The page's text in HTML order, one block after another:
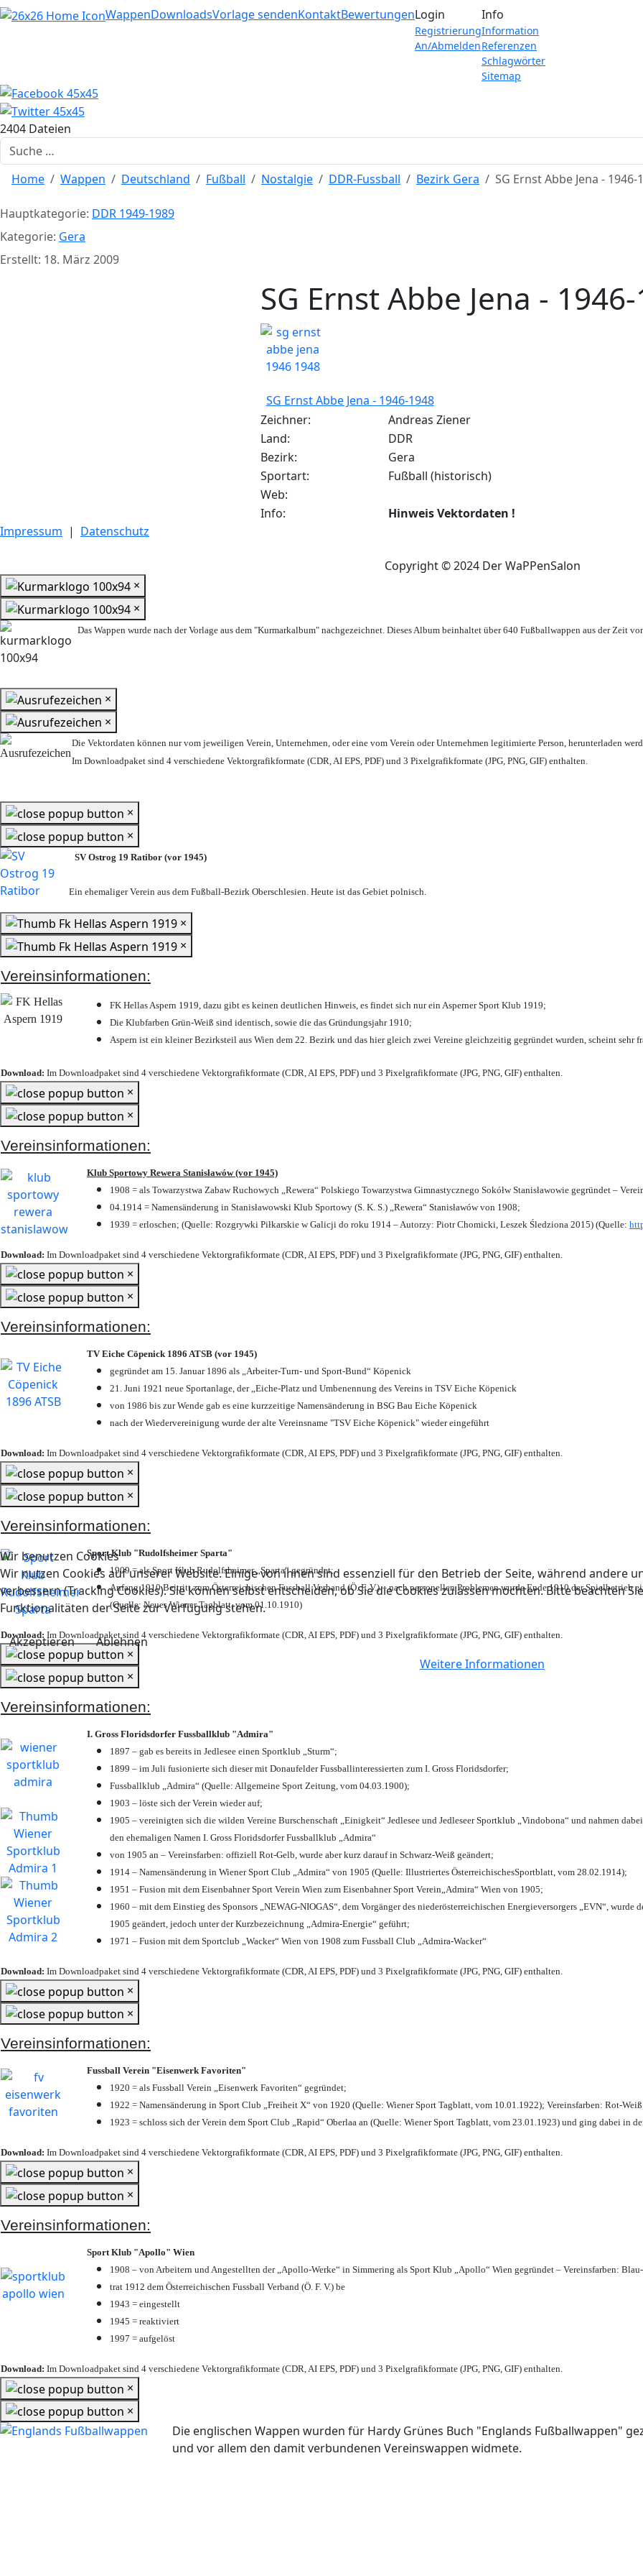
Home
WappenDownloadsVorlage sendenKontaktBewertungenLogin
Registrierung
An/Abmelden
Info
Information
Referenzen
Schlagwörter
Sitemap
2404 Dateien
Suchen
Home Wappen Deutschland Fußball Nostalgie DDR-Fussball Bezirk Gera SG Ernst Abbe Jena - 1946-
Hauptkategorie: DDR 1949-1989
Kategorie: Gera
Erstellt: 18. März 2009
SG Ernst Abbe Jena -
SG Ernst Abbe Jena - 1946-1948
Zeichner:
Andreas Ziener
Land:
DDR
Bezirk:
Gera
Sportart:
Fußball (historisch)
Web:
Info:
Hinweis Vektordaten !
Impressum | Datenschutz
Copyright © 2024 Der WaPPenSalon
Wir benutzen Cookies
Wir nutzen Cookies auf unserer Website. Einige von ihnen sind essenziell für den Betrieb der Seite, während andere
verbessern (Tracking Cookies). Sie können selbst entscheiden, ob Sie die Cookies zulassen möchten. Bitte beachten
Funktionalitäten der Seite zur Verfügung stehen.
Akzeptieren
Ablehnen
Weitere Informationen
×
×
Das Wappen wurde nach der Vorlage aus dem "Kurmarkalbum" nachgezeichnet. Dieses Album beinhaltet über 640 Fußballwappen aus der Zeit
×
×
Die Vektordaten können nur vom jeweiligen Verein, Unternehmen, oder eine vom Verein oder Unternehmen legitimierte Person, herunterladen
Im Downloadpaket sind 4 verschiedene Vektorgrafikformate (CDR, AI EPS, PDF) und 3 Pixelgrafikformate (JPG, PNG, GIF) enthalten.
×
×
SV Ostrog 19 Ratibor (vor 1945)
Ein ehemaliger Verein aus dem Fußball-Bezirk Oberschlesien. Heute ist das Gebiet polnisch.
×
×
Vereinsinformationen:
FK Hellas Aspern 1919, dazu gibt es keinen deutlichen Hinweis, es findet sich nur ein Asperner Sport Klub 1919;
Die Klubfarben Grün-Weiß sind identisch, sowie die das Gründungsjahr 1910;
Aspern ist ein kleiner Bezirksteil aus Wien dem 22. Bezirk und das hier gleich zwei Vereine gleichzeitig gegründet wurden, scheint sehr
Download: Im Downloadpaket sind 4 verschiedene Vektorgrafikformate (CDR, AI EPS, PDF) und 3 Pixelgrafikformate (JPG, PNG, GIF) enthalten.
×
×
Vereinsinformationen:
Klub Sportowy Rewera Stanisławów (vor 1945)
1908 = als Towarzystwa Zabaw Ruchowych „Rewera“ Polskiego Towarzystwa Gimnastycznego Sokółw Stanisławowie gegründet –
04.1914 = Namensänderung in Stanisławowski Klub Sportowy (S. K. S.) „Rewera“ Stanisławów von 1908;
1939 = erloschen; (Quelle: Rozgrywki Piłkarskie w Galicji do roku 1914 – Autorzy: Piotr Chomicki, Leszek Śledziona 2015) (Quelle:
Download: Im Downloadpaket sind 4 verschiedene Vektorgrafikformate (CDR, AI EPS, PDF) und 3 Pixelgrafikformate (JPG, PNG, GIF) enthalten.
×
×
Vereinsinformationen:
TV Eiche Cöpenick 1896 ATSB (vor 1945)
gegründet am 15. Januar 1896 als „Arbeiter-Turn- und Sport-Bund“ Köpenick
21. Juni 1921 neue Sportanlage, der „Eiche-Platz und Umbenennung des Vereins in TSV Eiche Köpenick
von 1986 bis zur Wende gab es eine kurzzeitige Namensänderung in BSG Bau Eiche Köpenick
nach der Wiedervereinigung wurde der alte Vereinsname "TSV Eiche Köpenick" wieder eingeführt
Download: Im Downloadpaket sind 4 verschiedene Vektorgrafikformate (CDR, AI EPS, PDF) und 3 Pixelgrafikformate (JPG, PNG, GIF) enthalten.
×
×
Vereinsinformationen:
Sport Klub "Rudolfsheimer Sparta"
1909 = als Sport Klub Rudolfsheimer „Sparta“ gegründet;
Anfang 1910 Beitritt zum Österreichischen Fussball Verband (Ö. F. V.) – nach personellen Problemen wurde Ende 1910 der
(Quelle: Neues Wiener Tagblatt, vom 01.10.1910)
Download: Im Downloadpaket sind 4 verschiedene Vektorgrafikformate (CDR, AI EPS, PDF) und 3 Pixelgrafikformate (JPG, PNG, GIF) enthalten.
×
×
Vereinsinformationen:
I. Gross Floridsdorfer Fussballklub "Admira"
1897 – gab es bereits in Jedlesee einen Sportklub „Sturm“;
1899 – im Juli fusionierte sich dieser mit Donaufelder Fussballinteressierten zum I. Gross Floridsdorfer;
Fussballklub „Admira“ (Quelle: Allgemeine Sport Zeitung, vom 04.03.1900);
1903 – löste sich der Verein wieder auf;
1905 – vereinigten sich die wilden Vereine Burschenschaft „Einigkeit“ Jedlesee und Jedleseer Sportklub „Vindobona“ und nahmen
den ehemaligen Namen I. Gross Floridsdorfer Fussballklub „Admira“
von 1905 an – Vereinsfarben: offiziell Rot-Gelb, wurde aber kurz darauf in Schwarz-Weiß geändert;
1914 – Namensänderung in Wiener Sport Club „Admira“ von 1905 (Quelle: Illustriertes ÖsterreichischesSportblatt, vom 28.02.1914);
1951 – Fusion mit dem Eisenbahner Sport Verein Wien zum Eisenbahner Sport Verein„Admira“ Wien von 1905;
1960 – mit dem Einstieg des Sponsors „NEWAG-NIOGAS“, dem Vorgänger des niederösterreichischen Energieversorgers „EVN“,
1905 geändert, jedoch unter der Kurzbezeichnung „Admira-Energie“ geführt;
1971 – Fusion mit dem Sportclub „Wacker“ Wien von 1908 zum Fussball Club „Admira-Wacker“
Download: Im Downloadpaket sind 4 verschiedene Vektorgrafikformate (CDR, AI EPS, PDF) und 3 Pixelgrafikformate (JPG, PNG, GIF) enthalten.
×
×
Vereinsinformationen:
Fussball Verein "Eisenwerk Favoriten"
1920 = als Fussball Verein „Eisenwerk Favoriten“ gegründet;
1922 = Namensänderung in Sport Club „Freiheit X“ von 1920 (Quelle: Wiener Sport Tagblatt, vom 10.01.1922); Vereinsfarben: Rot-
1923 = schloss sich der Verein dem Sport Club „Rapid“ Oberlaa an (Quelle: Wiener Sport Tagblatt, vom 23.01.1923) und ging dabei in
Download: Im Downloadpaket sind 4 verschiedene Vektorgrafikformate (CDR, AI EPS, PDF) und 3 Pixelgrafikformate (JPG, PNG, GIF) enthalten.
×
×
Vereinsinformationen:
Sport Klub "Apollo" Wien
1908 – von Arbeitern und Angestellten der „Apollo-Werke“ in Simmering als Sport Klub „Apollo“ Wien gegründet – Vereinsfarben:
trat 1912 dem Österreichischen Fussball Verband (Ö. F. V.) be
1943 = eingestellt
1945 = reaktiviert
1997 = aufgelöst
Download: Im Downloadpaket sind 4 verschiedene Vektorgrafikformate (CDR, AI EPS, PDF) und 3 Pixelgrafikformate (JPG, PNG, GIF) enthalten.
×
×
Die englischen Wappen wurden für Hardy Grünes Buch "Englands Fußballwappen"
und vor allem den damit verbundenen Vereinswappen widmete.